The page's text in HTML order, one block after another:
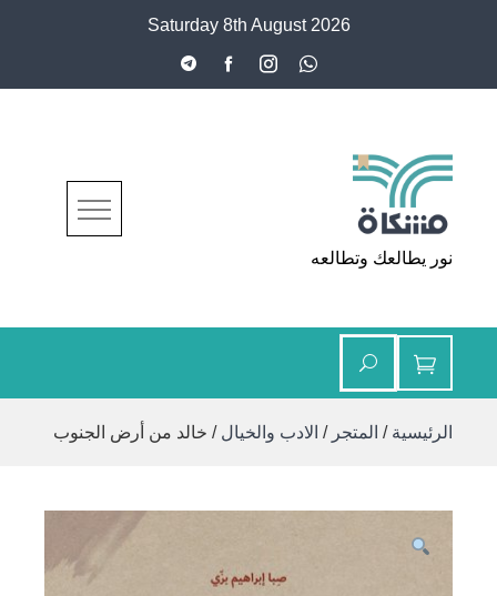
Saturday 8th August 2026
مشكاة
نور يطالعك وتطالعه
الرئيسية / المتجر / الادب والخيال / خالد من أرض الجنوب